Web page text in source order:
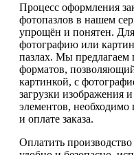
Процесс оформления
фотопазлов в нашем
упрощён и понятен.
фотографию или
пазлах. Мы предлагаем
форматов,
картинкой, с
загрузки изображения
элементов,
и оплате заказа.
Оплатить